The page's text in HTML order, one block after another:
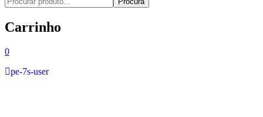
Carrinho
0
pe-7s-user